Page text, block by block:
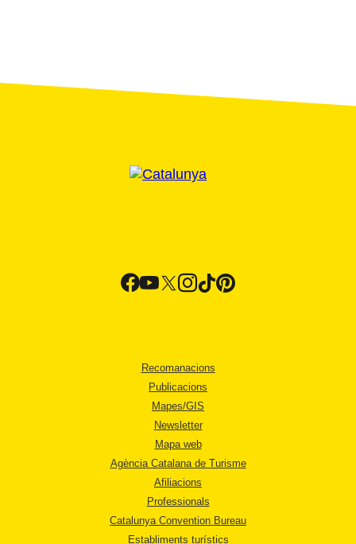
Recomanacions
Publicacions
Mapes/GIS
Newsletter
Mapa web
Agència Catalana de Turisme
Afiliacions
Professionals
Catalunya Convention Bureau
Establiments turístics